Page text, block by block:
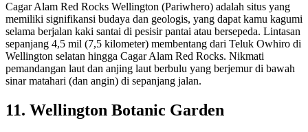
Cagar Alam Red Rocks Wellington (Pariwhero) adalah situs yang
memiliki signifikansi budaya dan geologis, yang dapat kamu kagumi
selama berjalan kaki santai di pesisir pantai atau bersepeda. Lintasan
sepanjang 4,5 mil (7,5 kilometer) membentang dari Teluk Owhiro di
Wellington selatan hingga Cagar Alam Red Rocks. Nikmati
pemandangan laut dan anjing laut berbulu yang berjemur di bawah
sinar matahari (dan angin) di sepanjang jalan.
11. Wellington Botanic Garden